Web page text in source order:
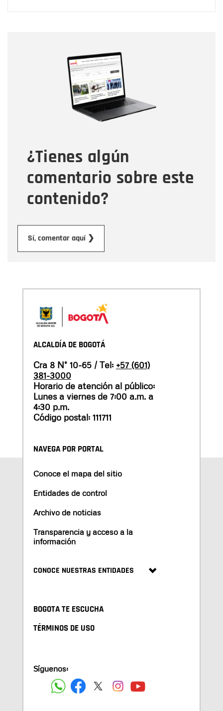
¿Tienes algún
comentario sobre este
contenido?
Sí, comentar aquí ❯
Correo electrónico
Tipo de comentario
Mensaje
ALCALDÍA DE BOGOTÁ
Cra 8 N° 10-65 / Tel: +57 (601)
381-3000
Horario de atención al público:
Lunes a viernes de 7:00 a.m. a
4:30 p.m.
Código postal: 111711
NAVEGA POR PORTAL
Conoce el mapa del sitio
Entidades de control
Archivo de noticias
Transparencia y acceso a la
información
CONOCE NUESTRAS ENTIDADES
BOGOTA TE ESCUCHA
TÉRMINOS DE USO
Síguenos: